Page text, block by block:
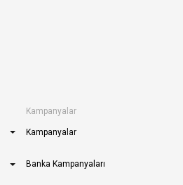
Kampanyalar
Kampanyalar
Banka Kampanyaları